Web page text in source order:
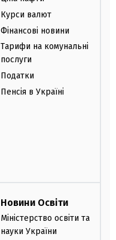
Курси валют
Фінансові новини
Тарифи на комунальні
послуги
Податки
Пенсія в Україні
Новини Освіти
Міністерство освіти та
науки України